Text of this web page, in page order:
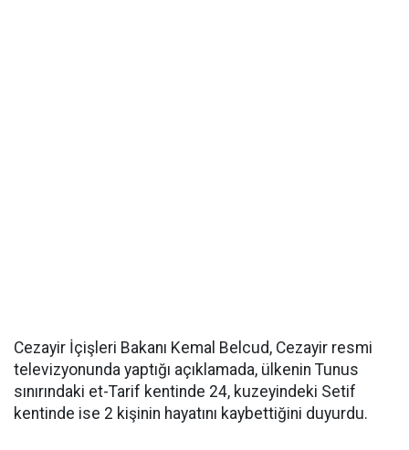
Cezayir İçişleri Bakanı Kemal Belcud, Cezayir resmi
televizyonunda yaptığı açıklamada, ülkenin Tunus
sınırındaki et-Tarif kentinde 24, kuzeyindeki Setif
kentinde ise 2 kişinin hayatını kaybettiğini duyurdu.